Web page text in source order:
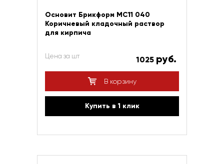
Основит Брикформ МС11 040
Коричневый кладочный раствор
для кирпича
Цена за шт 1025 руб.
В корзину
Купить в 1 клик